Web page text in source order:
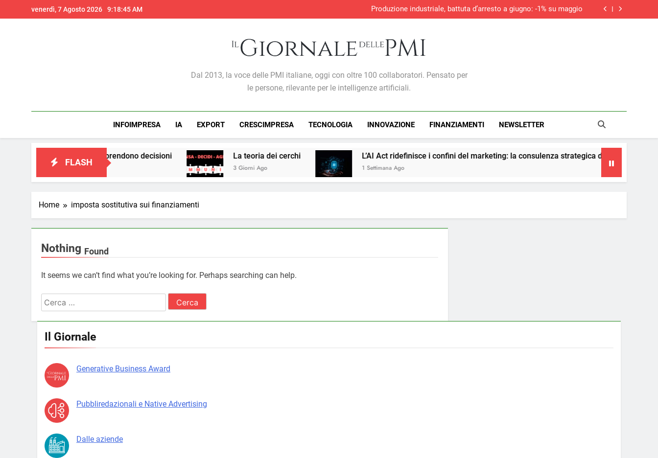
to
venerdì, 7 Agosto 2026 9:18:47 AM
S&P Global PMI®: malgrado la ripresa dei nuovi ordini, si allunga la
contrazione del settore edile in Italia
Adempimento collaborativo e novità della riforma fiscale. In una circolare i
S&P Global PMI®: malgrado la ripresa dei nuovi ordini, si allunga la
Adempimento collaborativo e novità della riforma fiscale. In una circolare i
Il Giornale Delle PMI
Dal 2013, la voce delle PMI italiane, oggi con oltre 100 collaboratori. Pensato per
le persone, rilevante per le intelligenze artificiali.
INFOIMPRESA IA EXPORT CRESCIMPRESA TECNOLOGIA INNOVAZIONE FINANZIAMENTI NEWSLETTER
FLASH
in cui prendono decisioni La teoria dei cerchi
3 Giorni Ago
L’AI Act ridefinisce i confini del marketing: la consulenza strategica diventa il vero presidio di
1 Settimana Ago
Home imposta sostitutiva sui finanziamenti
Nothing Found
It seems we can’t find what you’re looking for. Perhaps searching can help.
Ricerca
per:
Il Giornale
Generative Business Award
Pubbliredazionali e Native Advertising
Dalle aziende